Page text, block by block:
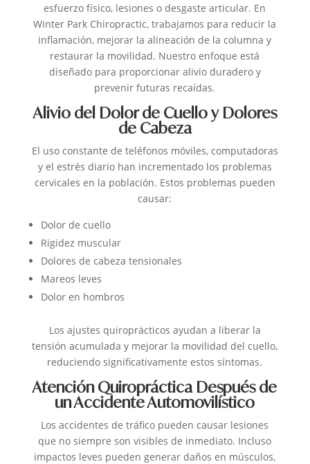
esfuerzo físico, lesiones o desgaste articular. En
Winter Park Chiropractic, trabajamos para reducir la
inflamación, mejorar la alineación de la columna y
restaurar la movilidad. Nuestro enfoque está
diseñado para proporcionar alivio duradero y
prevenir futuras recaídas.
Alivio del Dolor de Cuello y Dolores
de Cabeza
El uso constante de teléfonos móviles, computadoras
y el estrés diario han incrementado los problemas
cervicales en la población. Estos problemas pueden
causar:
Dolor de cuello
Rigidez muscular
Dolores de cabeza tensionales
Mareos leves
Dolor en hombros
Los ajustes quiroprácticos ayudan a liberar la
tensión acumulada y mejorar la movilidad del cuello,
reduciendo significativamente estos síntomas.
Atención Quiropráctica Después de
un Accidente Automovilístico
Los accidentes de tráfico pueden causar lesiones
que no siempre son visibles de inmediato. Incluso
impactos leves pueden generar daños en músculos,